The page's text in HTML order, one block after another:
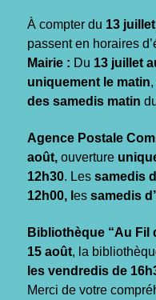
À compter du 13 juillet
passent en horaires
Mairie : Du 13 juillet
uniquement le matin
des samedis matin
Agence Postale
août, ouverture
12h30. Les samedis
12h00, l es samedis
Bibliothèque “Au Fil
15 août, la
les vendredis de
Merci de votre